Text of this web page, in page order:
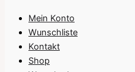
Mein Konto
Wunschliste
Kontakt
Shop